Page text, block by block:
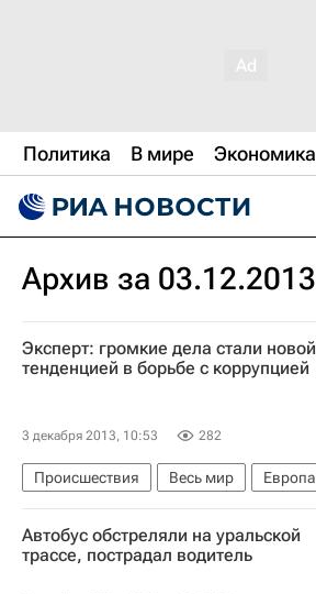
Политика В мире Экономика
Архив за 03.12.2013
Эксперт: громкие дела стали новой
тенденцией в борьбе с коррупцией
3 декабря 2013, 10:53 282
Происшествия Весь мир
Европа
Елена Панфилова
Россия
Автобус обстреляли на уральской
трассе, пострадал водитель